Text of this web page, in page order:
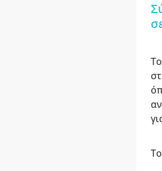
Το